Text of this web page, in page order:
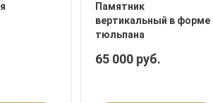
Памятник
вертикальный в форме
тюльпана
65 000 руб.